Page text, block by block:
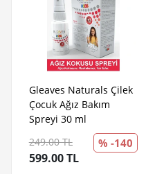
Gleaves Naturals Çilek
Çocuk Ağız Bakım
Spreyi 30 ml
249.00 TL
599.00 TL
% -140